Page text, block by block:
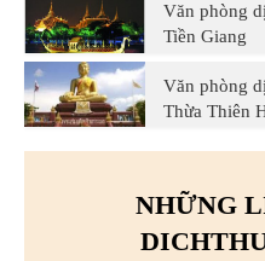
Văn phòng
Tiền Giang
Văn phòng
Thừa Thiên
NHỮNG